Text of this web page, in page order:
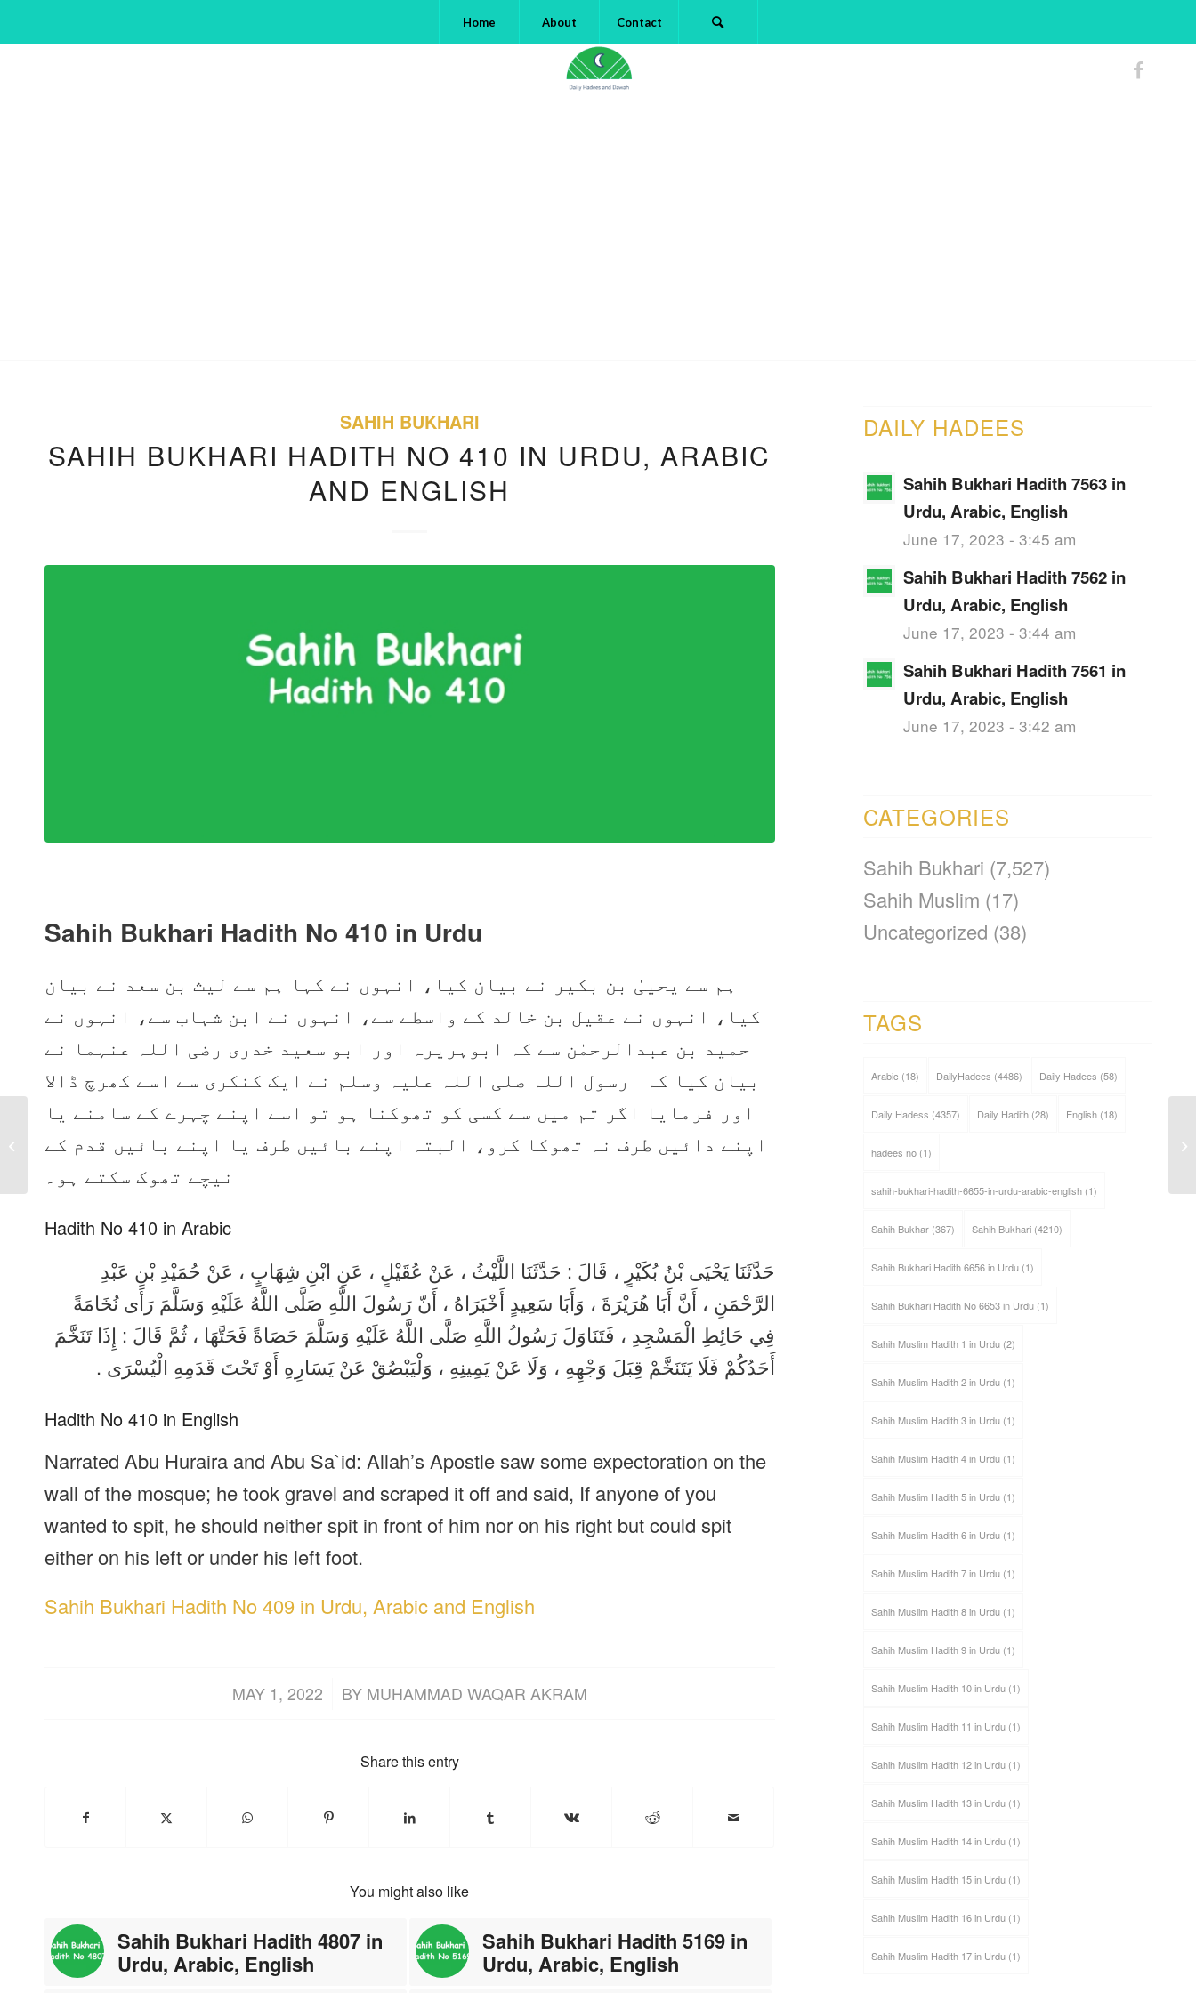
Home About Contact
SAHIH BUKHARI
SAHIH BUKHARI HADITH NO 410 IN URDU, ARABIC
AND ENGLISH
Sahih Bukhari Hadith No 410 in Urdu
ہم سے یحییٰ بن بکیر نے بیان کیا، انہوں نے کہا ہم سے لیث بن سعد نے بیان
کیا، انہوں نے عقیل بن خالد کے واسطے سے، انہوں نے ابن شہاب سے، انہوں نے
حمید بن عبدالرحمٰن سے کہ ابوہریرہ اور ابو سعید خدری رضی اللہ عنہما نے
بیان کیا کہ رسول اللہ صلی اللہ علیہ وسلم نے ایک کنکری سے اسے کھرچ ڈالا
اور فرمایا اگر تم میں سے کسی کو تھوکنا ہو تو اسے اپنے چہرے کے سامنے یا
اپنے دائیں طرف نہ تھوکا کرو، البتہ اپنے بائیں طرف یا اپنے بائیں قدم کے
نیچے تھوک سکتے ہو۔
Hadith No 410 in Arabic
حَدَّثَنَا يَحْيَى بْنُ بُكَيْرٍ ، قَالَ : حَدَّثَنَا اللَّيْثُ ، عَنْ عُقَيْلٍ ، عَنِ ابْنِ شِهَابٍ ، عَنْ حُمَيْدِ بْنِ عَبْدِ
الرَّحْمَنِ ، أَنَّ أَبَا هُرَيْرَةَ ، وَأَبَا سَعِيدٍ أَخْبَرَاهُ ، أَنّ رَسُولَ اللَّهِ صَلَّى اللَّهُ عَلَيْهِ وَسَلَّمَ رَأَى نُخَامَةً
فِي حَائِطِ الْمَسْجِدِ ، فَتَنَاوَلَ رَسُولُ اللَّهِ صَلَّى اللَّهُ عَلَيْهِ وَسَلَّمَ حَصَاةً فَحَتَّهَا ، ثُمَّ قَالَ : إِذَا تَنَخَّمَ
أَحَدُكُمْ فَلَا يَتَنَخَّمْ قِبَلَ وَجْهِهِ ، وَلَا عَنْ يَمِينِهِ ، وَلْيَبْصُقْ عَنْ يَسَارِهِ أَوْ تَحْتَ قَدَمِهِ الْيُسْرَى .
Hadith No 410 in English
Narrated Abu Huraira and Abu Sa`id: Allah’s Apostle saw some expectoration on the
wall of the mosque; he took gravel and scraped it off and said, If anyone of you
wanted to spit, he should neither spit in front of him nor on his right but could spit
either on his left or under his left foot.
Sahih Bukhari Hadith No 409 in Urdu, Arabic and English
MAY 1, 2022
/ BY MUHAMMAD WAQAR AKRAM
Share this entry
You might also like
Sahih Bukhari Hadith 4807 in
Urdu, Arabic, English
Sahih Bukhari Hadith 5169 in
Urdu, Arabic, English
DAILY HADEES
Sahih Bukhari Hadith 7563 in
Urdu, Arabic, English
June 17, 2023 - 3:45 am
Sahih Bukhari Hadith 7562 in
Urdu, Arabic, English
June 17, 2023 - 3:44 am
Sahih Bukhari Hadith 7561 in
Urdu, Arabic, English
June 17, 2023 - 3:42 am
CATEGORIES
Sahih Bukhari (7,527)
Sahih Muslim (17)
Uncategorized (38)
TAGS
Arabic (18) DailyHadees (4486) Daily Hadees (58)
Daily Hadess (4357) Daily Hadith(28) English(18)
hadees no(1)
sahih-bukhari-hadith-6655-in-urdu-arabic-english(1)
Sahih Bukhar(367) Sahih Bukhari(4210)
Sahih Bukhari Hadith 6656 in Urdu(1)
Sahih Bukhari Hadith No 6653 in Urdu(1)
Sahih Muslim Hadith 1 in Urdu(2)
Sahih Muslim Hadith 2 in Urdu(1)
Sahih Muslim Hadith 3 in Urdu(1)
Sahih Muslim Hadith 4 in Urdu(1)
Sahih Muslim Hadith 5 in Urdu(1)
Sahih Muslim Hadith 6 in Urdu(1)
Sahih Muslim Hadith 7 in Urdu(1)
Sahih Muslim Hadith 8 in Urdu(1)
Sahih Muslim Hadith 9 in Urdu(1)
Sahih Muslim Hadith 10 in Urdu(1)
Sahih Muslim Hadith 11 in Urdu(1)
Sahih Muslim Hadith 12 in Urdu(1)
Sahih Muslim Hadith 13 in Urdu(1)
Sahih Muslim Hadith 14 in Urdu(1)
Sahih Muslim Hadith 15 in Urdu(1)
Sahih Muslim Hadith 16 in Urdu(1)
Sahih Muslim Hadith 17 in Urdu(1)
Sahih Bukhari Hadith
No 409 in Urdu, Arabic